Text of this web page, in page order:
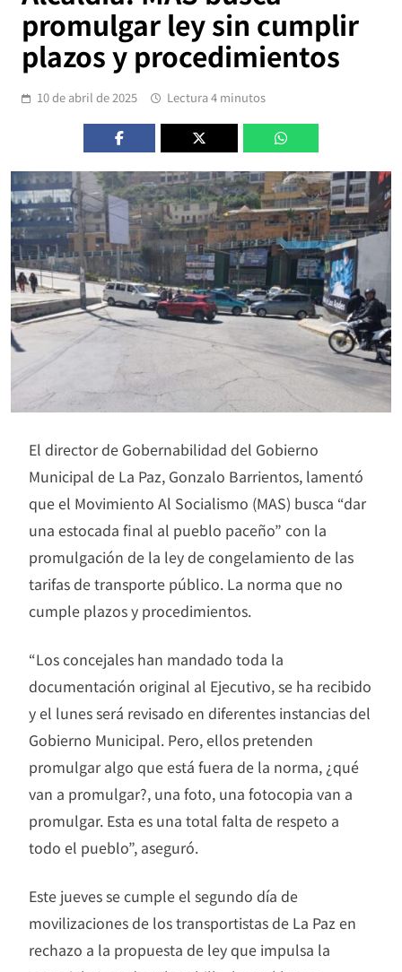
promulgar ley sin cumplir
plazos y procedimientos
10 de abril de 2025 Lectura 4 minutos
El director de Gobernabilidad del Gobierno
Municipal de La Paz, Gonzalo Barrientos, lamentó
que el Movimiento Al Socialismo (MAS) busca “dar
una estocada final al pueblo paceño” con la
promulgación de la ley de congelamiento de las
tarifas de transporte público. La norma que no
cumple plazos y procedimientos.
“Los concejales han mandado toda la
documentación original al Ejecutivo, se ha recibido
y el lunes será revisado en diferentes instancias del
Gobierno Municipal. Pero, ellos pretenden
promulgar algo que está fuera de la norma, ¿qué
van a promulgar?, una foto, una fotocopia van a
promulgar. Esta es una total falta de respeto a
todo el pueblo”, aseguró.
Este jueves se cumple el segundo día de
movilizaciones de los transportistas de La Paz en
rechazo a la propuesta de ley que impulsa la